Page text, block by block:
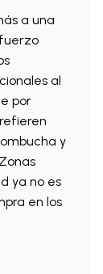
a una
al
por
y
ya no es
en los